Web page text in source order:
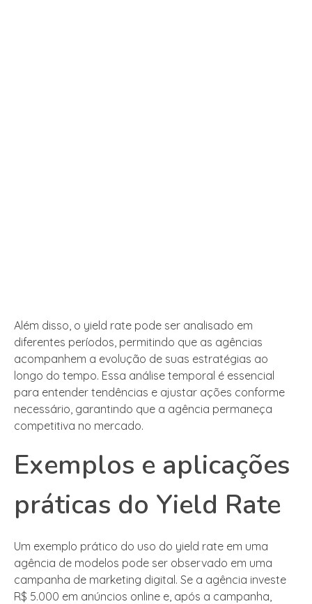
Além disso, o yield rate pode ser analisado em
diferentes períodos, permitindo que as agências
acompanhem a evolução de suas estratégias ao
longo do tempo. Essa análise temporal é essencial
para entender tendências e ajustar ações conforme
necessário, garantindo que a agência permaneça
competitiva no mercado.
Exemplos e aplicações
práticas do Yield Rate
Um exemplo prático do uso do yield rate em uma
agência de modelos pode ser observado em uma
campanha de marketing digital. Se a agência investe
R$ 5.000 em anúncios online e, após a campanha,